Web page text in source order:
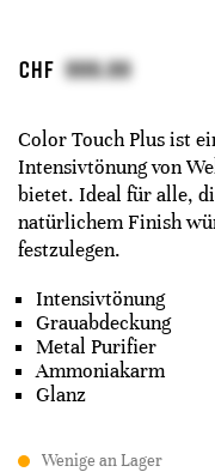
CHF
Color Touch Plus ist
Intensivtönung von
bietet. Ideal für alle,
natürlichem Finish
festzulegen.
Intensivtönung
Grauabdeckung
Metal Purifier
Ammoniakarm
Glanz
Wenige an Lager